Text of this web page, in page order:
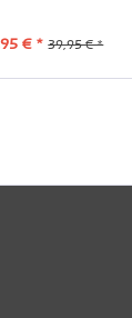
€ * 39,95 € *